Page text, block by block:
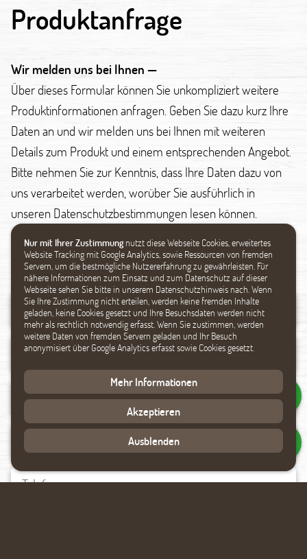
Nur mit Ihrer Zustimmung nutzt diese Webseite Cookies, erweitertes
Website Tracking mit Google Analytics, sowie Ressourcen von fremden
Servern, um die bestmögliche Nutzererfahrung zu gewährleisten. Für
nähere Informationen zum Einsatz und zum Datenschutz auf dieser
Webseite sehen Sie bitte in unserem Datenschutzhinweis nach. Wenn
Sie Ihre Zustimmung nicht erteilen, werden keine fremden Inhalte
geladen, keine Cookies gesetzt und Ihre Besuchsdaten werden nicht
mehr als rechtlich notwendig erfasst. Wenn Sie zustimmen, werden
weitere Daten von fremden Servern geladen und Ihr Besuch
anonymisiert über Google Analytics erfasst sowie Cookies gesetzt.
Mehr Informationen
Akzeptieren
Ausblenden
Produktanfrage
Wir melden uns bei Ihnen —
Über dieses Formular können Sie unkompliziert weitere
Produktinformationen anfragen. Geben Sie dazu kurz Ihre
Daten an und wir melden uns bei Ihnen mit weiteren
Details zum Produkt und einem entsprechenden Angebot.
Bitte nehmen Sie zur Kenntnis, dass Ihre Daten dazu von
uns verarbeitet werden, worüber Sie ausführlich in
unseren Datenschutzbestimmungen lesen können.
Datenschutz